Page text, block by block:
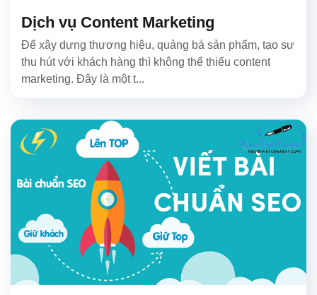
Dịch vụ Content Marketing
Để xây dựng thương hiệu, quảng bá sản phẩm, tạo sự
thu hút với khách hàng thì không thể thiếu content
marketing. Đây là một t...